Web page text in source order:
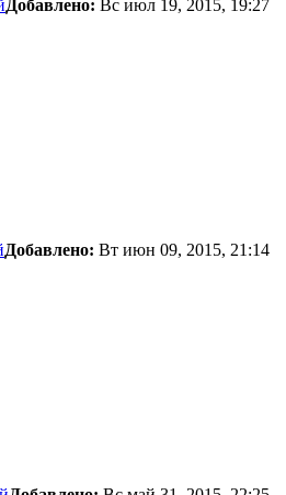
Добавлено: Вс июл 19, 2015, 19:27
Добавлено: Вт июн 09, 2015, 21:14